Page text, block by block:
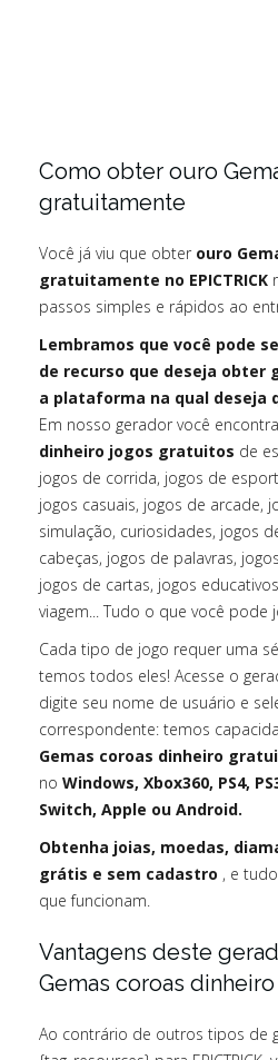
Como obter ouro
gratuitamente
Você já viu que obter ouro
gratuitamente no EPICTRICK
passos simples e rápidos ao
Lembramos que você pode
de recurso que deseja
a plataforma na qual deseja
Em nosso gerador você
dinheiro jogos gratuitos de
jogos de corrida, jogos de
jogos casuais, jogos de arcade,
simulação, curiosidades, jogos
cabeças, jogos de palavras,
jogos de cartas, jogos
viagem... Tudo o que você pode
Cada tipo de jogo requer uma
temos todos eles! Acesse o
digite seu nome de usuário e
correspondente: temos
Gemas coroas dinheiro
no Windows, Xbox360, PS4,
Switch, Apple ou Android.
Obtenha joias, moedas,
grátis e sem cadastro , e
que funcionam.
Vantagens deste
Gemas coroas dinheiro
Ao contrário de outros tipos de